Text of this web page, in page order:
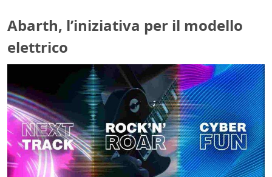
Abarth, l’iniziativa per il modello
elettrico